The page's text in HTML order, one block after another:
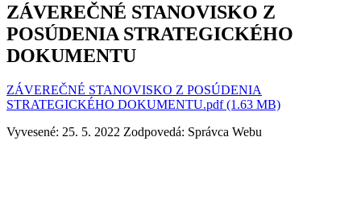
ZÁVEREČNÉ STANOVISKO Z
POSÚDENIA STRATEGICKÉHO
DOKUMENTU
ZÁVEREČNÉ STANOVISKO Z POSÚDENIA
STRATEGICKÉHO DOKUMENTU.pdf (1.63 MB)
Vyvesené: 25. 5. 2022 Zodpovedá: Správca Webu